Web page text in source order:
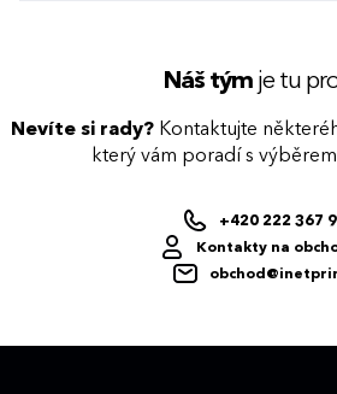
Náš týmje tu
Nevíte si rady? Kontaktujte
který vám poradí s
+420 222 367
Kontakty na